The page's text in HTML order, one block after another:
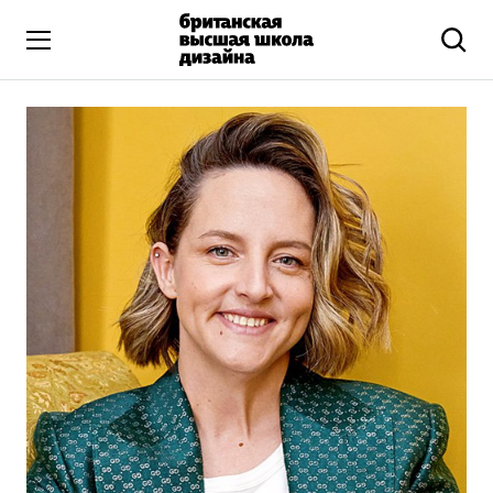
Высшее образование
Искусство и дизайн
Подготовительные курсы
Бизнес и маркетинг
Все программы
Дополнительное образование
Коммуникационный и цифровой дизайн
Иллюстрация
Современное искусство
Мода и стиль